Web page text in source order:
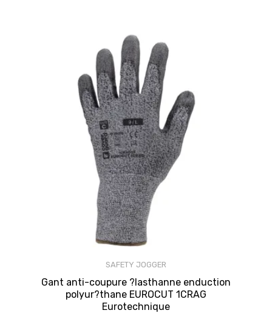
SAFETY JOGGER
Gant anti-coupure ?lasthanne enduction
polyur?thane EUROCUT 1CRAG
Eurotechnique